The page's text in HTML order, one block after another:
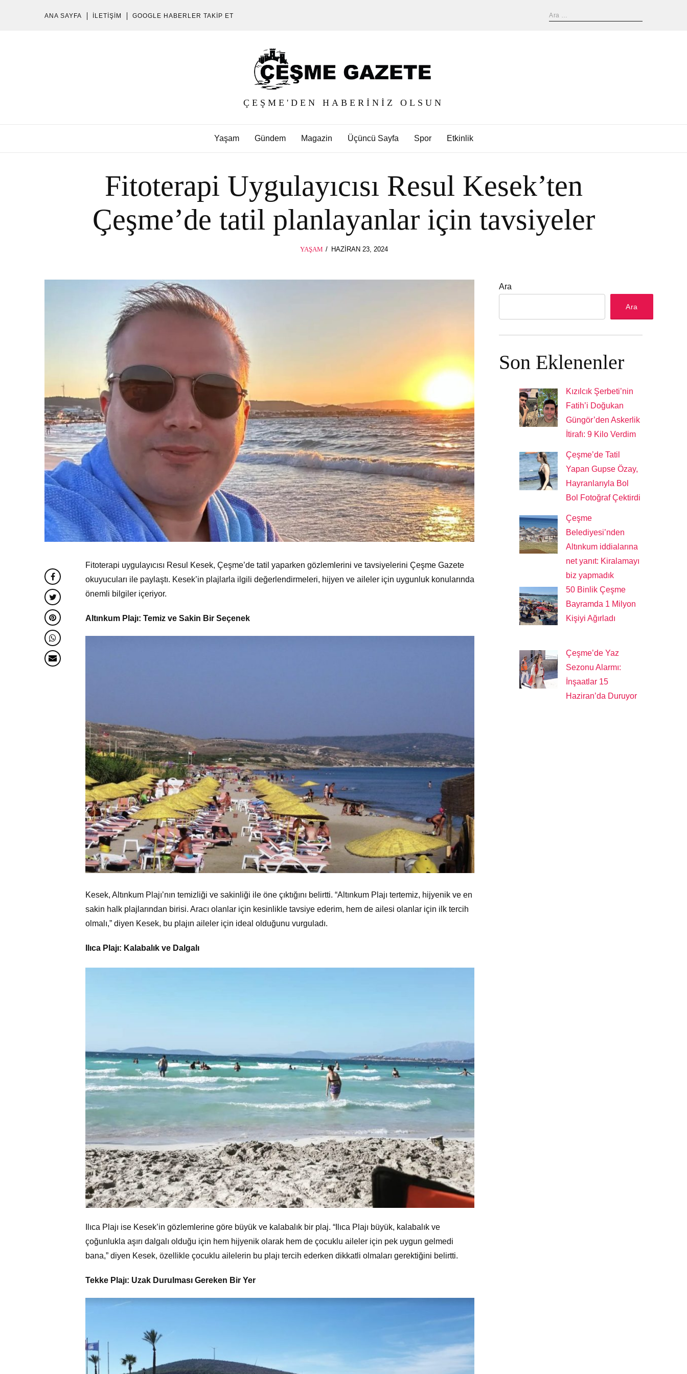
ANA SAYFA İLETIŞIM GOOGLE HABERLER TAKIP ET
ÇEŞME'DEN HABERINIZ OLSUN
Yaşam Gündem Magazin Üçüncü Sayfa Spor Etkinlik
Fitoterapi Uygulayıcısı Resul Kesek’ten
Çeşme’de tatil planlayanlar için tavsiyeler
YAŞAM
POSTED
HAZIRAN 23, 2024
Fitoterapi uygulayıcısı Resul Kesek, Çeşme’de tatil yaparken gözlemlerini ve tavsiyelerini Çeşme Gazete
okuyucuları ile paylaştı. Kesek’in plajlarla ilgili değerlendirmeleri, hijyen ve aileler için uygunluk konularında
önemli bilgiler içeriyor.
Altınkum Plajı: Temiz ve Sakin Bir Seçenek
Kesek, Altınkum Plajı’nın temizliği ve sakinliği ile öne çıktığını belirtti. “Altınkum Plajı tertemiz, hijyenik ve en
sakin halk plajlarından birisi. Aracı olanlar için kesinlikle tavsiye ederim, hem de ailesi olanlar için ilk tercih
olmalı,” diyen Kesek, bu plajın aileler için ideal olduğunu vurguladı.
Ilıca Plajı: Kalabalık ve Dalgalı
Ilıca Plajı ise Kesek’in gözlemlerine göre büyük ve kalabalık bir plaj. “Ilıca Plajı büyük, kalabalık ve
çoğunlukla aşırı dalgalı olduğu için hem hijyenik olarak hem de çocuklu aileler için pek uygun gelmedi
bana,” diyen Kesek, özellikle çocuklu ailelerin bu plajı tercih ederken dikkatli olmaları gerektiğini belirtti.
Tekke Plajı: Uzak Durulması Gereken Bir Yer
Ara
Ara
Son Eklenenler
Kızılcık Şerbeti’nin
Fatih’i Doğukan
Güngör’den Askerlik
İtirafı: 9 Kilo Verdim
Çeşme’de Tatil
Yapan Gupse Özay,
Hayranlarıyla Bol
Bol Fotoğraf Çektirdi
Çeşme
Belediyesi’nden
Altınkum iddialarına
net yanıt: Kiralamayı
biz yapmadık
50 Binlik Çeşme
Bayramda 1 Milyon
Kişiyi Ağırladı
Çeşme’de Yaz
Sezonu Alarmı:
İnşaatlar 15
Haziran’da Duruyor